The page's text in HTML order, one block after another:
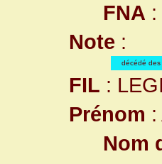
FNA
Note :
décédé des
FIL :
Prénom
Nom